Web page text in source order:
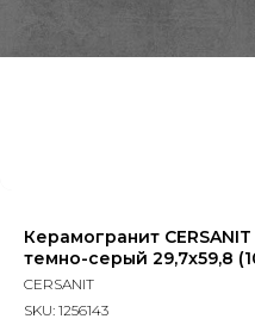
Керамогранит
темно-серый 29,7x59,8
CERSANIT
SKU: 1256143